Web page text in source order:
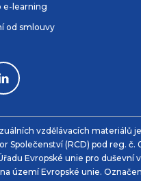
e-learning
od smlouvy
vzdělávacích materiálů
Společenství (RCD) pod reg. č.
Evropské unie pro duševní
území Evropské unie.